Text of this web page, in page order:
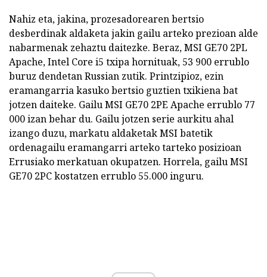
Nahiz eta, jakina, prozesadorearen bertsio
desberdinak aldaketa jakin gailu arteko prezioan alde
nabarmenak zehaztu daitezke. Beraz, MSI GE70 2PL
Apache, Intel Core i5 txipa hornituak, 53 900 errublo
buruz dendetan Russian zutik. Printzipioz, ezin
eramangarria kasuko bertsio guztien txikiena bat
jotzen daiteke. Gailu MSI GE70 2PE Apache errublo 77
000 izan behar du. Gailu jotzen serie aurkitu ahal
izango duzu, markatu aldaketak MSI batetik
ordenagailu eramangarri arteko tarteko posizioan
Errusiako merkatuan okupatzen. Horrela, gailu MSI
GE70 2PC kostatzen errublo 55.000 inguru.